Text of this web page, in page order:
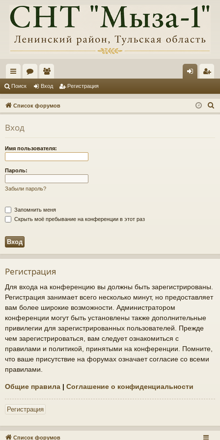
с
ы
лк
и
ум
ы
ол
ьз
ов
и
д ис
тр
Поиск Вход Регистрация
Список форумов
о
Вход
Имя пользователя:
Пароль:
Забыли пароль?
Запомнить меня
Скрыть моё пребывание на конференции в этот раз
Регистрация
Для входа на конференцию вы должны быть зарегистрированы.
Регистрация занимает всего несколько минут, но предоставляет
вам более широкие возможности. Администратором
конференции могут быть установлены также дополнительные
привилегии для зарегистрированных пользователей. Прежде
чем зарегистрироваться, вам следует ознакомиться с
правилами и политикой, принятыми на конференции. Помните,
что ваше присутствие на форумах означает согласие со всеми
правилами.
Общие правила | Соглашение о конфиденциальности
Регистрация
Список форумов